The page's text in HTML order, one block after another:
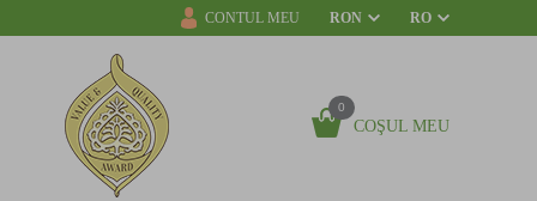
CONTUL MEU RON RO
0
COŞUL MEU